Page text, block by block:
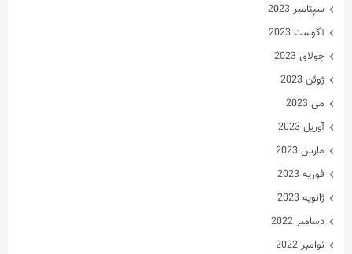
سپتامبر 2023
آگوست 2023
جولای 2023
ژوئن 2023
می 2023
آوریل 2023
مارس 2023
فوریه 2023
ژانویه 2023
دسامبر 2022
نوامبر 2022